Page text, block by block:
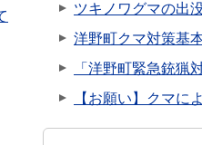
ツキノワグマの出
洋野町クマ対策基
「洋野町緊急銃猟
【お願い】クマに